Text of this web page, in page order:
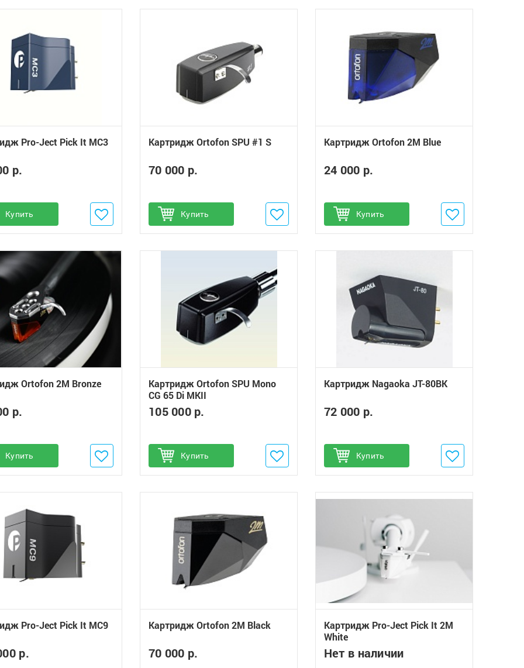
Pro-Ject Pick It MC3
р.
Купитьв избранное
Картридж Ortofon SPU #1 S
70 000 р.
Купить
Добавить в избранное
Картридж Ortofon 2M Blue
24 000 р.
Купить
Добавить в избранное
Ortofon 2M Bronze
р.
Купитьв избранное
Картридж Ortofon SPU Mono
CG 65 Di MKII
105 000 р.
Купить
Добавить в избранное
Картридж Nagaoka JT-80BK
72 000 р.
Купить
Добавить в избранное
Pro-Ject Pick It MC9
р.
Картридж Ortofon 2M Black
70 000 р.
Картридж Pro-Ject Pick It 2M
White
Нет в наличии